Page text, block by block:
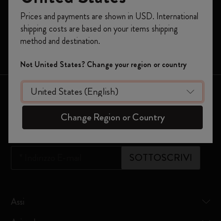
Moleskine Smart
Edizioni Limitate
Resta in contatto
Iscriviti alla nostra newsletter
SOTTOSCRIVI
Assi
spedizione gratuita sul tuo primo ordine
usando il codiceWELCOME10.
Crea un account Moleskine per avere accesso
ad offerte, vantaggi e tanta ispirazione.
Registrati!
Prices and payments are shown in USD. International
shipping costs are based on your items shipping
method and destination.
Not United States? Change your region or country
Change Region or Country